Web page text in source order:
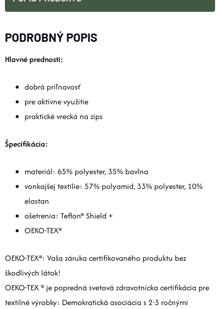
PODROBNÝ POPIS
Hlavné prednosti:
dobrá priľnavosť
pre aktívne využitie
praktické vrecká na zips
Špecifikácia:
materiál: 65% polyester, 35% bavlna
vonkajšej textílie: 57% polyamid, 33% polyester, 10%
elastan
ošetrenia: Teflon® Shield +
OEKO-TEX®
OEKO-TEX®: Vaša záruka certifikovaného produktu bez
škodlivých látok!
OEKO-TEX ® je popredná svetová zdravotnícka certifikácia pre
textilné výrobky: Demokratická asociácia s 2-3 ročnými